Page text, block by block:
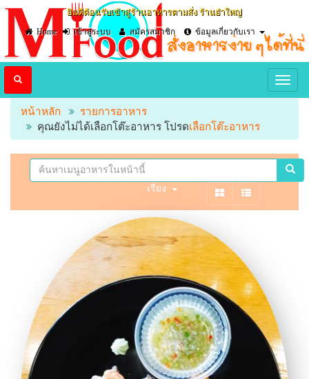
ยินดีต้อนรับเข้าสู่ร้านอาหารตามสั่ง ร้านยำใหญ่
Home
เข้าสู่ระบบ สมัครสมาชิก ข้อมูลเกี่ยวกับเรา
หน้าหลัก
รายการอาหาร
คุณยังไม่ได้เลือกโต๊ะอาหาร โปรดเลือกโต๊ะอาหาร
เรียง